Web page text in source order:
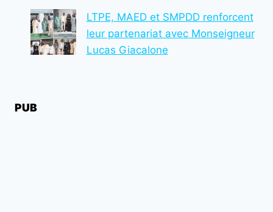
LTPE, MAED et SMPDD renforcent
leur partenariat avec Monseigneur
Lucas Giacalone
PUB